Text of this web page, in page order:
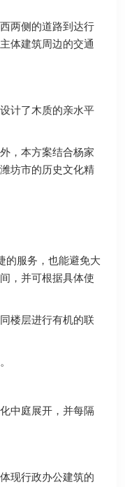
两侧的道路到达行
体建筑周边的交通
计了木质的亲水平
，本方案结合杨家
坊市的历史文化精
服务，也能避免大
，并可根据具体使
楼层进行有机的联
中庭展开，并每隔
现行政办公建筑的